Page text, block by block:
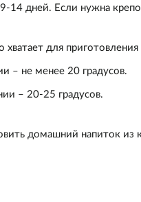
14 дней. Если нужна
для
– не менее 20 градусов.
– 20-25 градусов.
домашний напиток из